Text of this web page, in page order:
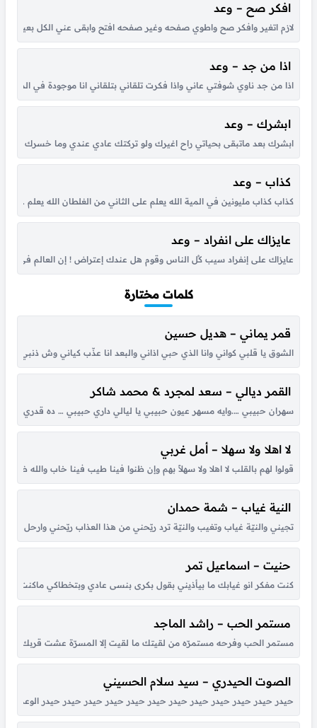
افكر صح – وعد
لازم اتغير وافكر صح واطوي صفحه وغير صفحه افتح وابقى عني الكل بعيد
اذا من جد – وعد
اذا من جد ناوي شوفتي عاني واذا فكرت تلقاني بتلقاني انا موجودة في
ابشرك – وعد
ابشرك بعد ماتبقى بحياتي راح اغيرك ولو تركتك عادي عندي وما خسرك
كذاب – وعد
كذاب كذاب مليونين في المية الله يعلم على الثاني من الغلطان الله يعلم …
عايزاك على انفراد – وعد
عايزاك على إنفراد سيب كُل الناس وقوم هل عندك إعتراض ! إن العالم فى كوم
كلمات مختارة
قمر يماني – هديل حسين
الشوق يا قلبي كواني وانا الذي حبي اذاني والبعد انا عذّب كياني وش ذنبي انا
القمر ديالي – سعد لمجرد & محمد شاكر
سهران حبيبي ….وايه مسهر عيون حبيبي يا ليالي داري حبيبي … ده قدري وده
لا اهلا ولا سهلا – أمل غربي
قولوا لهم بالقلب لا اهلا ولا سهلاً بهم وإن ظنوا فينا طيب فينا خاب
النية غياب – شمة حمدان
تجيني والنيّة غياب وتغيب والنيّة ترد ريّحني من هذا العذاب ريّحني وارحل
حنيت – اسماعيل تمر
كنت مفكر انو غيابك ما بيأذيني بقول بكرى بنسى عادي وبتخطاكي ماكنت
مستمر الحب – راشد الماجد
مستمر الحب وفرحه مستمرّه من لقيتك ما لقيت إلا المسرّة عشت قربك
الصوت الحيدري – سيد سلام الحسيني
حيدر حيدر حيدر حيدر حيدر حيدر حيدر حيدر حيدر حيدر حيدر حيدر الوعد